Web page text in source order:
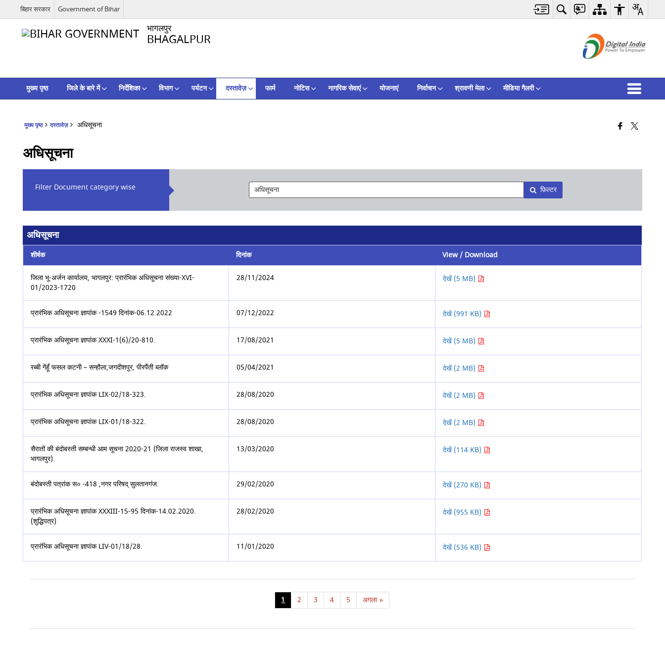
बिहार सरकार Government of Bihar
भागलपुर
BHAGALPUR
मुख्य पृष्ठ जिले के बारे में निर्देशिका विभाग पर्यटन दस्तावेज़ फार्म नोटिस नागरिक सेवाएं योजनाएं निर्वाचन श्रावणी मेला मीडिया गैलरी
मुख्य पृष्ठ दस्तावेज़ अधिसूचना
अधिसूचना
Filter Document category wise फ़िल्टर
अधिसूचना
शीर्षक दिनांक View / Download
जिला भू-अर्जन कार्यालय, भागलपुर: प्रारंभिक अधिसूचना संख्या-XVI-
01/2023-1720
28/11/2024 देखें (5 MB)
प्रारंभिक अधिसूचना ज्ञापांक -1549 दिनांक-06.12.2022 07/12/2022 देखें (991 KB)
प्रारंभिक अधिसूचना ज्ञापांक XXXI-1(6)/20-810. 17/08/2021 देखें (5 MB)
रब्बी गेंहूँ फसल कटनी – सन्हौला,जगदीशपुर, पीरपैंती ब्लॉक 05/04/2021 देखें (2 MB)
प्रारंभिक अधिसूचना ज्ञापांक LIX-02/18-323. 28/08/2020 देखें (2 MB)
प्रारंभिक अधिसूचना ज्ञापांक LIX-01/18-322. 28/08/2020 देखें (2 MB)
सैरातों की बंदोबस्ती सम्बन्धी आम सूचना 2020-21 (जिला राजस्व शाखा,
भागलपुर).
13/03/2020 देखें (114 KB)
बंदोबस्ती पत्रांक स० -418 ,नगर परिषद् सुलतानगंज. 29/02/2020 देखें (270 KB)
प्रारंभिक अधिसूचना ज्ञापांक XXXIII-15-95 दिनांक-14.02.2020.
(शुद्धिपत्र)
28/02/2020 देखें (955 KB)
प्रारंभिक अधिसूचना ज्ञापांक LIV-01/18/28. 11/01/2020 देखें (536 KB)
1 2 3 4 5 अगला »